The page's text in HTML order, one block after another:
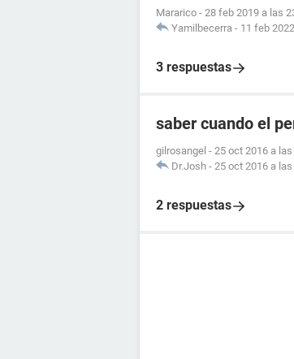
Mararico - 28 feb 2019 a las
Yamilbecerra - 11 feb
3 respuestas
saber cuando el
gilrosangel - 25 oct 2016 a
Dr.Josh - 25 oct 2016 a
2 respuestas